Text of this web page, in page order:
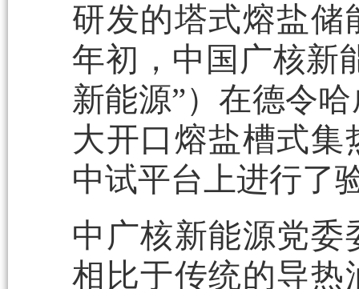
研发的塔式熔盐储
年初，中国广核新
新能源”）在德令
大开口熔盐槽式
中试平台上进行了
中广核新能源党
相比于传统的导热